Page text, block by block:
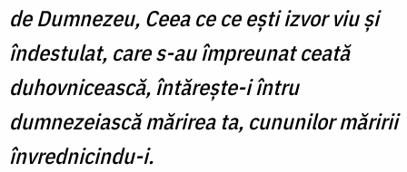
de Dumnezeu, Ceea ce ce eşti izvor viu şi
îndestulat, care s-au împreunat ceată
duhovnicească, întăreşte-i întru
dumnezeiască mărirea ta, cununilor măririi
învrednicindu-i.